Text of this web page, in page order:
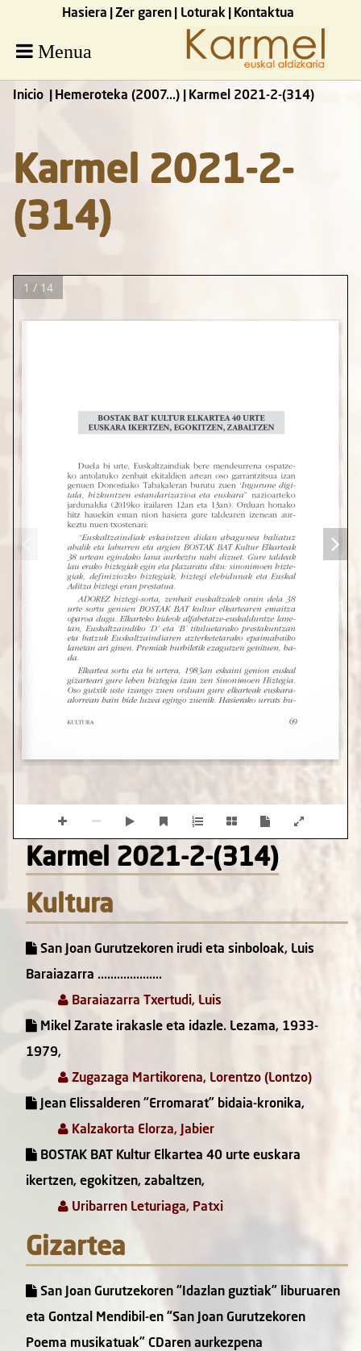
Hasiera Zer garen Loturak Kontaktua
Menua
Inicio Hemeroteka (2007...) Karmel 2021-2-(314)
Karmel 2021-2-
(314)
1 / 14
Karmel 2021-2-(314)
Kultura
San Joan Gurutzekoren irudi eta sinboloak, Luis
Baraiazarra ....................
Baraiazarra Txertudi, Luis
Mikel Zarate irakasle eta idazle. Lezama, 1933-
1979,
Zugazaga Martikorena, Lorentzo (Lontzo)
Jean Elissalderen “Erromarat” bidaia-kronika,
Kalzakorta Elorza, Jabier
BOSTAK BAT Kultur Elkartea 40 urte euskara
ikertzen, egokitzen, zabaltzen,
Uribarren Leturiaga, Patxi
Gizartea
San Joan Gurutzekoren “Idazlan guztiak” liburuaren
eta Gontzal Mendibil-en “San Joan Gurutzekoren
Poema musikatuak” CDaren aurkezpena